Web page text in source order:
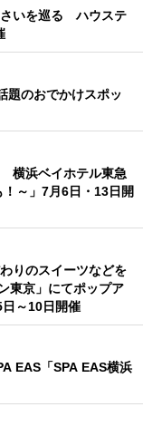
さいを巡る ハウステ
題のおでかけスポッ
横浜ベイホテル東急
！～」7月6日・13日開
りのスイーツなどを
東京」にてポップア
～10日開催
EAS「SPA EAS横浜